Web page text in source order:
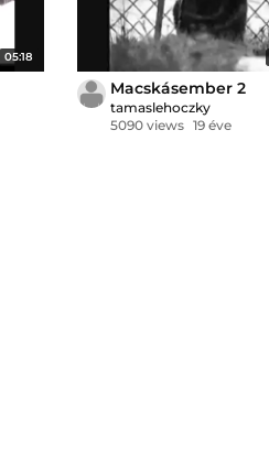
05:18
Macskásember 2
tamaslehoczky
5090 views 19 éve